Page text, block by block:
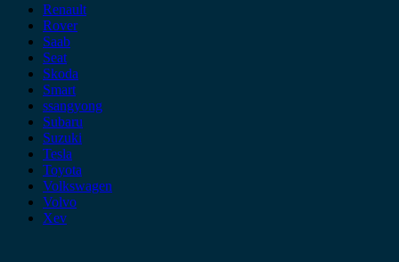
Renault
Rover
Saab
Seat
Skoda
Smart
ssangyong
Subaru
Suzuki
Tesla
Toyota
Volkswagen
Volvo
Xev